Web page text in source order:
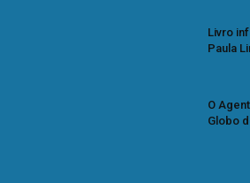
Livro
Paula
O
Globo